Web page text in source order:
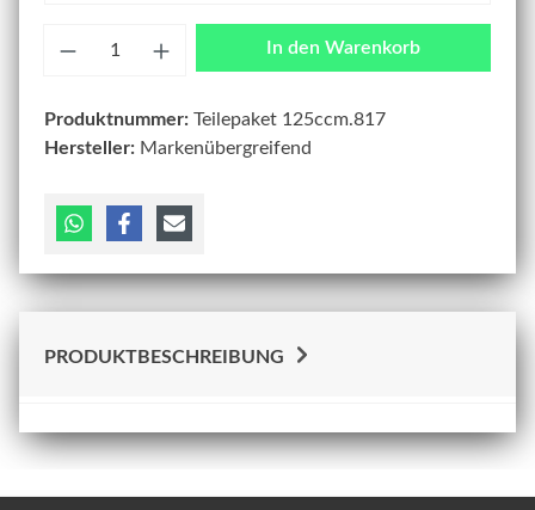
In den Warenkorb
Produktnummer: Teilepaket 125ccm.817
Hersteller: Markenübergreifend
PRODUKTBESCHREIBUNG